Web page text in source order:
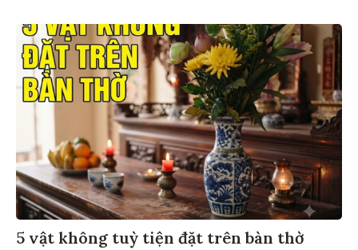
5 vật không tuỳ tiện đặt trên bàn thờ